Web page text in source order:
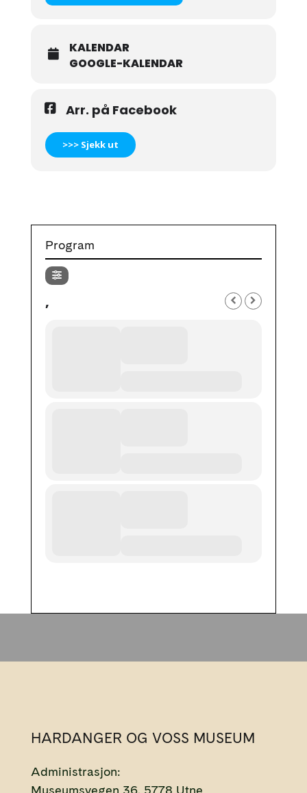
KALENDAR
GOOGLE-KALENDAR
Arr. på Facebook
>>> Sjekk ut
Program
,
HARDANGER OG VOSS MUSEUM
Administrasjon:
Museumsvegen 36, 5778 Utne